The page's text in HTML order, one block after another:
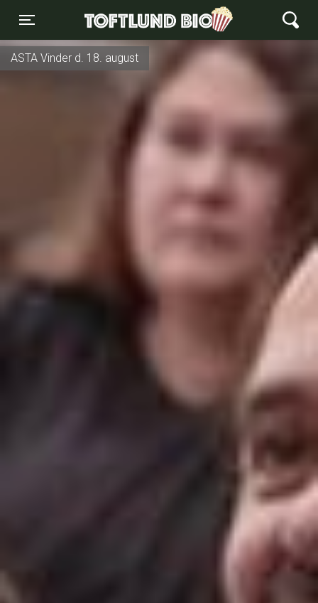
Toggle navigation
Toftlund Biograf
ASTA Vinder d. 18. august